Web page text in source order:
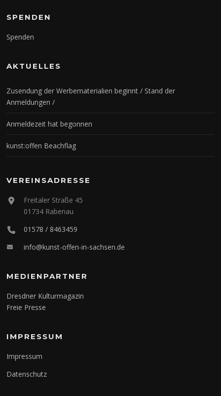
SPENDEN
Spenden
AKTUELLES
Zusendung der Werbematerialien beginnt / Stand der
Anmeldungen /
Anmeldezeit hat begonnen
kunst:offen Beachflag
VEREINSADRESSE
Freitaler Straße 45
01734 Rabenau
01578 / 8463459
info@kunst-offen-in-sachsen.de
MEDIENPARTNER
Dresdner Kulturmagazin
Freie Presse
IMPRESSUM
Impressum
Datenschutz